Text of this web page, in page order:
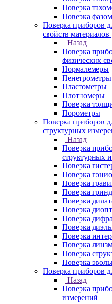
Поверка
Поверка
Поверка приборов
свойств материалов
Назад
Поверка
физических
Нормалемеры
Пенетрометры
Пластометры
Плотномеры
Поверка
Порометры
Поверка приборов
структурных
Назад
Поверка
структурных
Поверка
Поверка
Поверка
Поверка
Поверка
Поверка
Поверка
Поверка
Поверка
Поверка
Поверка
Поверка
Поверка приборов
Назад
Поверка
измерений